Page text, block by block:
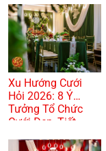
Xu Hướng Cưới
Hỏi 2026: 8 Ý
Tưởng Tổ Chức
Cưới Đẹp, Tiết